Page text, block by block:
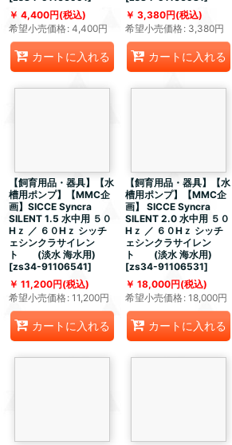
4,400円(税込)
希望小売価格: 4,400円
カートに入れる
3,380円(税込)
希望小売価格: 3,380円
カートに入れる
【飼育用品・器具】【水
槽用ポンプ】【MMC企
画】SICCE Syncra
SILENT 1.5 水中用 ５０
Hｚ ／ ６０Hｚ シッチ
ェシンクラサイレン
ト (淡水 海水用)
[zs34-91106541]
11,200円(税込)
希望小売価格: 11,200円
カートに入れる
【飼育用品・器具】【水
槽用ポンプ】【MMC企
画】 SICCE Syncra
SILENT 2.0 水中用 ５０
Hｚ ／ ６０Hｚ シッチ
ェシンクラサイレン
ト (淡水 海水用)
[zs34-91106531]
18,000円(税込)
希望小売価格: 18,000円
カートに入れる